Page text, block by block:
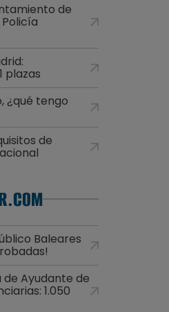
de
plazas
¿qué tengo
de
Baleares
Ayudante de
1.050